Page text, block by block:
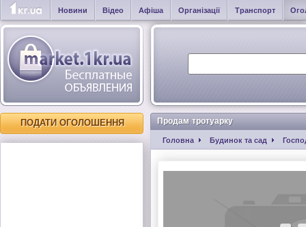
Новини Відео Афіша Організації Транспорт
ПОДАТИ ОГОЛОШЕННЯ Продам тротуарку
Головна Будинок та сад